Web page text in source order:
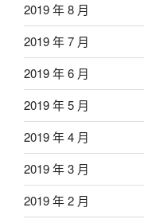
2019 年 8 月
2019 年 7 月
2019 年 6 月
2019 年 5 月
2019 年 4 月
2019 年 3 月
2019 年 2 月